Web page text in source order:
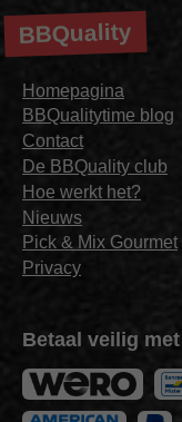
BBQuality
Homepagina
BBQualitytime blog
Contact
De BBQuality club
Hoe werkt het?
Nieuws
Pick & Mix Gourmet
Privacy
Betaal veilig met